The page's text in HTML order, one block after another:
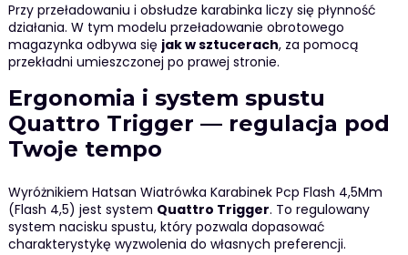
Przy przeładowaniu i obsłudze karabinka liczy się płynność
działania. W tym modelu przeładowanie obrotowego
magazynka odbywa się jak w sztucerach, za pomocą
przekładni umieszczonej po prawej stronie.
Ergonomia i system spustu
Quattro Trigger — regulacja pod
Twoje tempo
Wyróżnikiem Hatsan Wiatrówka Karabinek Pcp Flash 4,5Mm
(Flash 4,5) jest system Quattro Trigger. To regulowany
system nacisku spustu, który pozwala dopasować
charakterystykę wyzwolenia do własnych preferencji.